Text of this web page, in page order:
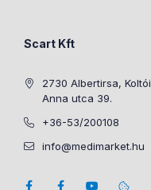
Scart Kft
2730 Albertirsa, Koltói
Anna utca 39.
+36-53/200108
info@medimarket.hu